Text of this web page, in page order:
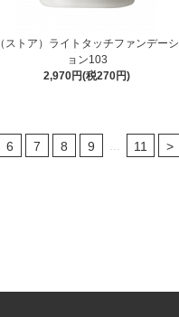
（ストア）ライトタッチファンデーシ
ョン103
2,970円(税270円)
6 7 8 9 11 >